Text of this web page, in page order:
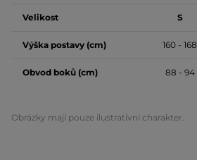
Velikost S
Výška postavy (cm) 160 - 168
Obvod boků (cm) 88 - 94
Obrázky mají pouze ilustrativní charakter.